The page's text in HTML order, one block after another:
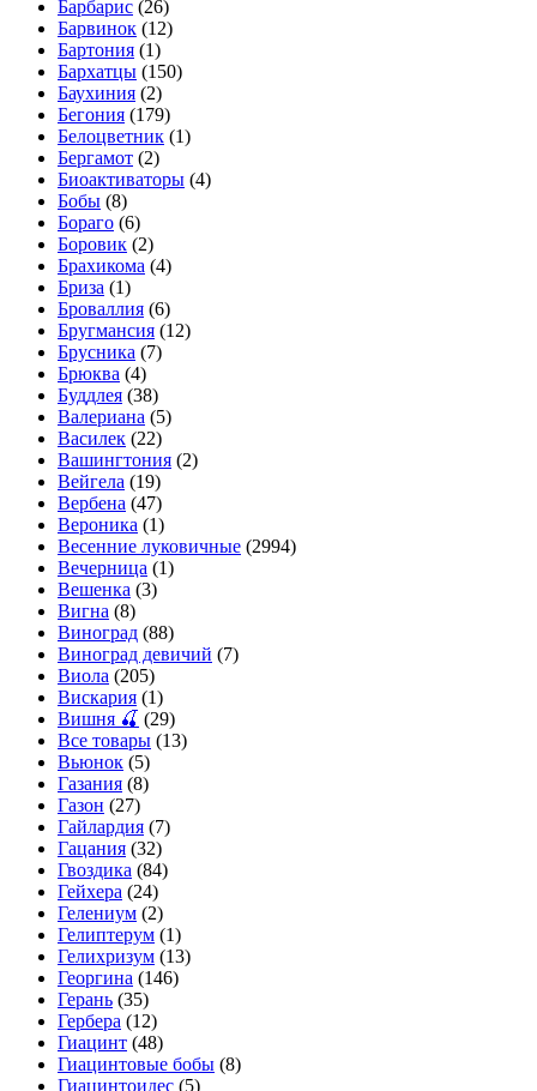
Барбарис (26)
Барвинок (12)
Бартония (1)
Бархатцы (150)
Баухиния (2)
Бегония (179)
Белоцветник (1)
Бергамот (2)
Биоактиваторы (4)
Бобы (8)
Бораго (6)
Боровик (2)
Брахикома (4)
Бриза (1)
Броваллия (6)
Бругмансия (12)
Брусника (7)
Брюква (4)
Буддлея (38)
Валериана (5)
Василек (22)
Вашингтония (2)
Вейгела (19)
Вербена (47)
Вероника (1)
Весенние луковичные (2994)
Вечерница (1)
Вешенка (3)
Вигна (8)
Виноград (88)
Виноград девичий (7)
Виола (205)
Вискария (1)
Вишня 🍒 (29)
Все товары (13)
Вьюнок (5)
Газания (8)
Газон (27)
Гайлардия (7)
Гацания (32)
Гвоздика (84)
Гейхера (24)
Гелениум (2)
Гелиптерум (1)
Гелихризум (13)
Георгина (146)
Герань (35)
Гербера (12)
Гиацинт (48)
Гиацинтовые бобы (8)
Гиацинтоидес (5)